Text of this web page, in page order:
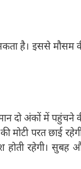
सकता है। इससे मौसम
दो अंकों में पहुंचने
मोटी परत छाई
होती रहेगी। सुबह